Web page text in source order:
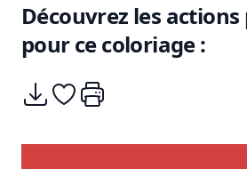
Découvrez les actions
pour ce coloriage :
Télécharger
Ajouter à mes coups de coeurs
Imprimer